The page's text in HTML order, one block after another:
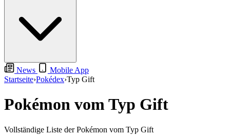
News
Mobile App
Startseite›Pokédex›Typ Gift
Pokémon vom Typ Gift
Vollständige Liste der Pokémon vom Typ Gift